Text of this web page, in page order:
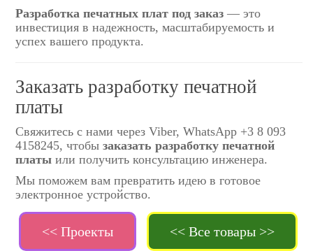
Разработка печатных плат под заказ — это
инвестиция в надежность, масштабируемость и
успех вашего продукта.
Заказать разработку печатной
платы
Свяжитесь с нами через Viber, WhatsApp +3 8 093
4158245, чтобы заказать разработку печатной
платы или получить консультацию инженера.
Мы поможем вам превратить идею в готовое
электронное устройство.
<< Проекты << Все товары >>